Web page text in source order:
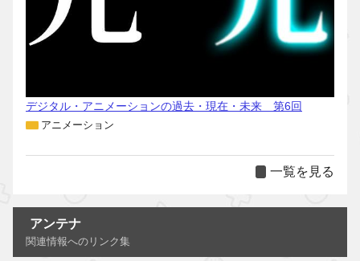
デジタル・アニメーションの過去・現在・未来 第6回
アニメーション
一覧を見る
アンテナ
関連情報へのリンク集